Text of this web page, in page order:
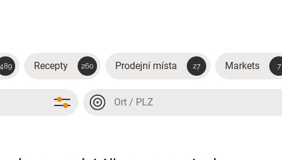
489 Recepty 260 Prodejní místa 27 Markets 7
Místo nebo PSČ